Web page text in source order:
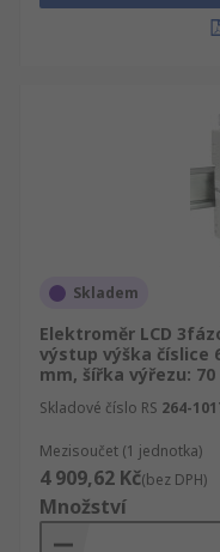
Skladem
Elektroměr LCD
výstup výška číslice
mm, šířka výřezu: 70
Skladové číslo RS 264-
Mezisoučet (1 jednotka)
4 909,62 Kč(bez DPH)
Množství